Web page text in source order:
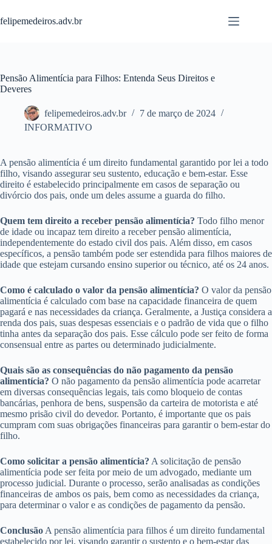
para
o
felipemedeiros.adv.br
Pensão Alimentícia para Filhos: Entenda Seus Direitos e
Deveres
felipemedeiros.adv.br
7 de março de 2024
INFORMATIVO
A pensão alimentícia é um direito fundamental garantido por lei a todo
filho, visando assegurar seu sustento, educação e bem-estar. Esse
direito é estabelecido principalmente em casos de separação ou
divórcio dos pais, onde um deles assume a guarda do filho.
Quem tem direito a receber pensão alimentícia? Todo filho menor
de idade ou incapaz tem direito a receber pensão alimentícia,
independentemente do estado civil dos pais. Além disso, em casos
específicos, a pensão também pode ser estendida para filhos maiores de
idade que estejam cursando ensino superior ou técnico, até os 24 anos.
Como é calculado o valor da pensão alimentícia? O valor da pensão
alimentícia é calculado com base na capacidade financeira de quem
pagará e nas necessidades da criança. Geralmente, a Justiça considera a
renda dos pais, suas despesas essenciais e o padrão de vida que o filho
tinha antes da separação dos pais. Esse cálculo pode ser feito de forma
consensual entre as partes ou determinado judicialmente.
Quais são as consequências do não pagamento da pensão
alimentícia? O não pagamento da pensão alimentícia pode acarretar
em diversas consequências legais, tais como bloqueio de contas
bancárias, penhora de bens, suspensão da carteira de motorista e até
mesmo prisão civil do devedor. Portanto, é importante que os pais
cumpram com suas obrigações financeiras para garantir o bem-estar do
filho.
Como solicitar a pensão alimentícia? A solicitação de pensão
alimentícia pode ser feita por meio de um advogado, mediante um
processo judicial. Durante o processo, serão analisadas as condições
financeiras de ambos os pais, bem como as necessidades da criança,
para determinar o valor e as condições de pagamento da pensão.
Conclusão A pensão alimentícia para filhos é um direito fundamental
estabelecido por lei, visando garantir o sustento e o bem-estar das